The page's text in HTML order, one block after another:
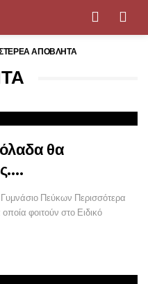
ΑΠΟΒΛΗΤΑ
θα
Γυμνάσιο Πεύκων Περισσότερα
φοιτούν στο Ειδικό